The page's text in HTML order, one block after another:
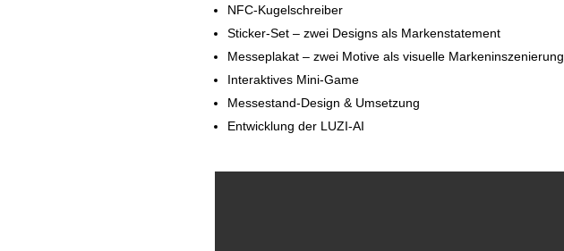
NFC-Kugelschreiber
Sticker-Set – zwei Designs als Markenstatement
Messeplakat – zwei Motive als visuelle Markeninszenierung
Interaktives Mini-Game
Messestand-Design & Umsetzung
Entwicklung der LUZI-AI